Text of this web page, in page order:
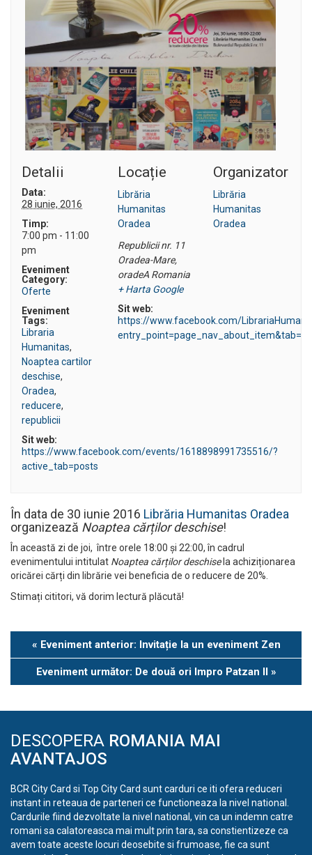
Detalii
Data:
28 iunie, 2016
Timp:
7:00 pm - 11:00
pm
Eveniment
Category:
Oferte
Eveniment
Tags:
Libraria
Humanitas,
Noaptea cartilor
deschise,
Oradea,
reducere,
republicii
Sit web:
https://www.facebook.com/events/1618898991735516/?
active_tab=posts
Locație
Librăria
Humanitas
Oradea
Republicii nr. 11
Oradea-Mare,
oradeA Romania
+ Harta Google
Sit web:
https://www.facebook.com/
Organizator
Librăria
Humanitas
Oradea
În data de 30 iunie 2016 Librăria Humanitas Oradea
organizează Noaptea cărților deschise!
În această zi de joi, între orele 18:00 și 22:00, în cadrul
evenimentului intitulat Noaptea cărților deschisela achiziționarea
oricărei cărți din librărie vei beneficia de o reducere de 20%.
Stimați cititori, vă dorim lectură plăcută!
Eveniment
Navigation
« Eveniment anterior: Invitație la un eveniment Zen
Eveniment următor: De două ori Impro Patzan II »
DESCOPERA ROMANIA MAI
AVANTAJOS
BCR City Card si Top City Card sunt carduri ce iti ofera reduceri
instant in reteaua de parteneri ce functioneaza la nivel national.
Cardurile fiind dezvoltate la nivel national, vin ca un indemn catre
romani sa calatoreasca mai mult prin tara, sa constientizeze ca
avem toate aceste locuri deosebite si frumoase, fie ca sunt